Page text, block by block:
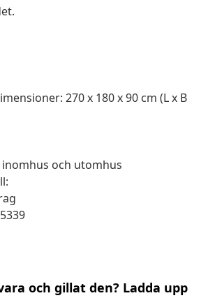
270 x 180 x 90 cm (L x B
och utomhus
och gillat den? Ladda upp